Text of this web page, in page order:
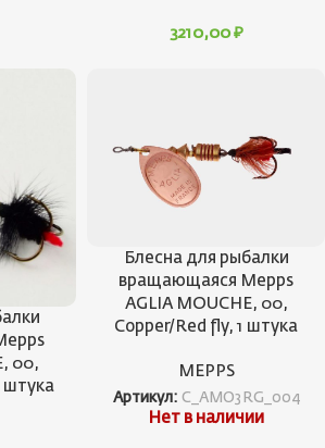
3210,00 ₽
00,
штука
Блесна для рыбалки
вращающаяся Mepps
AGLIA MOUCHE, 00,
Copper/Red fly, 1 штука
MEPPS
Артикул: C_AMO3RG_004
Нет в наличии